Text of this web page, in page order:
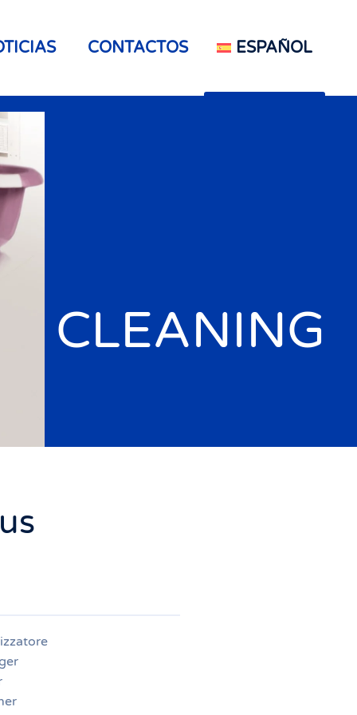
CONTACTOS ESPAÑOL
CLEANING